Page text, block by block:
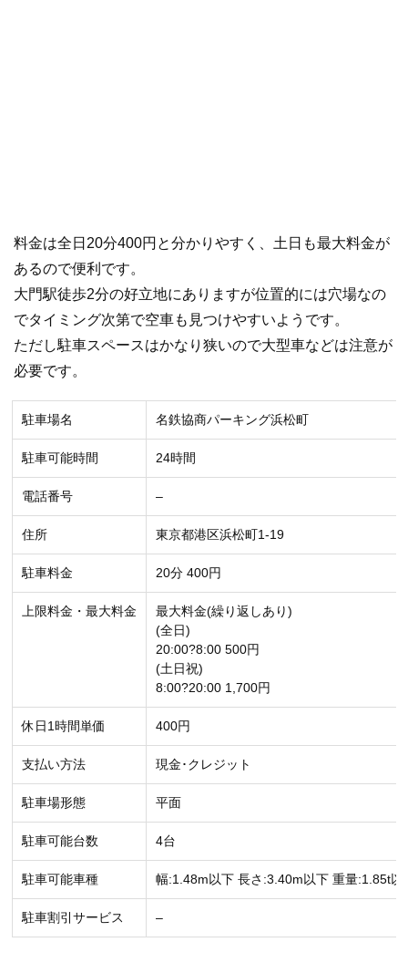
料金は全日20分400円と分かりやすく、土日も最大料金が
あるので便利です。
大門駅徒歩2分の好立地にありますが位置的には穴場なの
でタイミング次第で空車も見つけやすいようです。
ただし駐車スペースはかなり狭いので大型車などは注意が
必要です。
駐車場名 名鉄協商パーキング浜松町
駐車可能時間 24時間
電話番号 –
住所 東京都港区浜松町1-19
駐車料金 20分 400円
上限料金・最大料金
最大料金(繰り返しあり)
(全日)
20:00?8:00 500円
(土日祝)
8:00?20:00 1,700円
休日1時間単価 400円
支払い方法 現金･クレジット
駐車場形態 平面
駐車可能台数 4台
駐車可能車種 幅:1.48m以下 長さ:3.40m以下 重量:1.85t以
駐車割引サービス –